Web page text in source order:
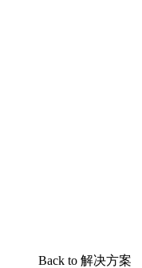
Back to 解决方案